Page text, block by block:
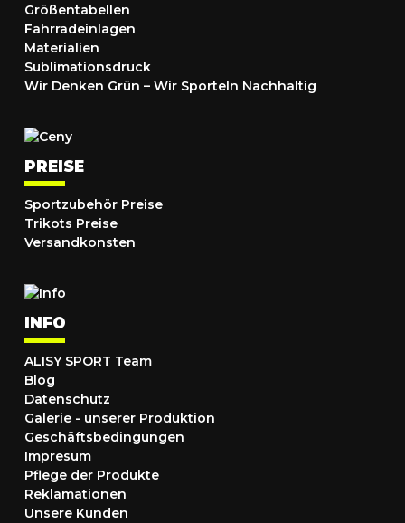
Größentabellen
Fahrradeinlagen
Materialien
Sublimationsdruck
Wir Denken Grün – Wir Sporteln Nachhaltig
PREISE
Sportzubehör Preise
Trikots Preise
Versandkonsten
INFO
ALISY SPORT Team
Blog
Datenschutz
Galerie - unserer Produktion
Geschäftsbedingungen
Impresum
Pflege der Produkte
Reklamationen
Unsere Kunden